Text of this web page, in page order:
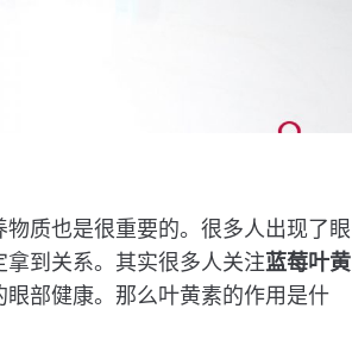
质也是很重要的。很多人出现了眼
到关系。其实很多人关注蓝莓叶黄
部健康。那么叶黄素的作用是什